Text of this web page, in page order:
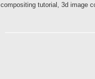
compositing tutorial, 3d image